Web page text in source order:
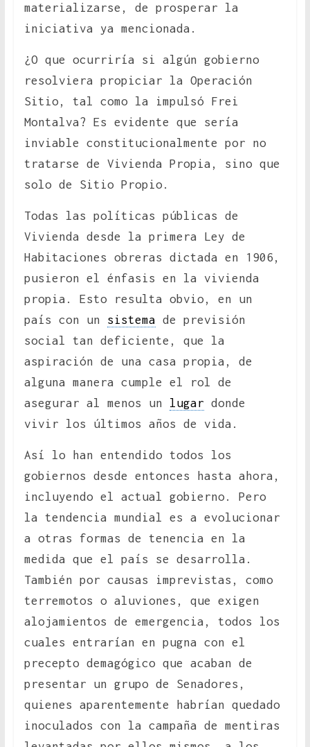
materializarse, de prosperar la
iniciativa ya mencionada.
¿O que ocurriría si algún gobierno
resolviera propiciar la Operación
Sitio, tal como la impulsó Frei
Montalva? Es evidente que sería
inviable constitucionalmente por no
tratarse de Vivienda Propia, sino que
solo de Sitio Propio.
Todas las políticas públicas de
Vivienda desde la primera Ley de
Habitaciones obreras dictada en 1906,
pusieron el énfasis en la vivienda
propia. Esto resulta obvio, en un
país con un sistema de previsión
social tan deficiente, que la
aspiración de una casa propia, de
alguna manera cumple el rol de
asegurar al menos un lugar donde
vivir los últimos años de vida.
Así lo han entendido todos los
gobiernos desde entonces hasta ahora,
incluyendo el actual gobierno. Pero
la tendencia mundial es a evolucionar
a otras formas de tenencia en la
medida que el país se desarrolla.
También por causas imprevistas, como
terremotos o aluviones, que exigen
alojamientos de emergencia, todos los
cuales entrarían en pugna con el
precepto demagógico que acaban de
presentar un grupo de Senadores,
quienes aparentemente habrían quedado
inoculados con la campaña de mentiras